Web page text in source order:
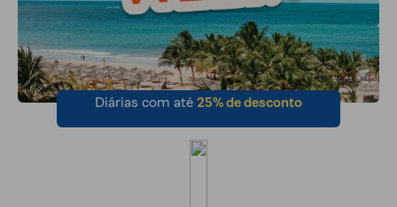
Diárias com até 25% de desconto